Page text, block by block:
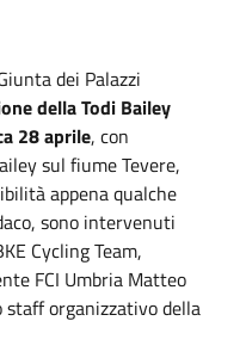
dei Palazzi
della Todi Bailey
28 aprile, con
sul fiume Tevere,
appena qualche
sono intervenuti
Cycling Team,
FCI Umbria Matteo
staff organizzativo della